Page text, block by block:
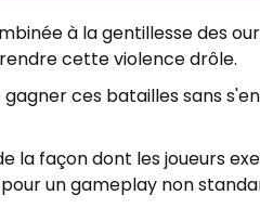
à la gentillesse des
cette violence drôle.
ces batailles sans
la façon dont les joueurs
un gameplay non